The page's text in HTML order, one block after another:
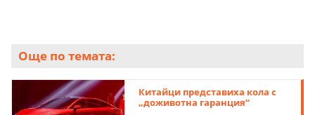
Още по темата:
Китайци представиха кола с
„доживотна гаранция“